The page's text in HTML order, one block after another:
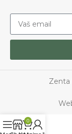
Zenta
0